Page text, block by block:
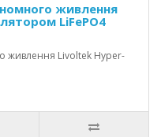
живлення
LiFePO4
живлення Livoltek Hyper-